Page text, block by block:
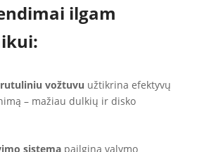
ilgam
vožtuvu užtikrina efektyvų
– mažiau dulkių ir disko
sistemapailgina valymo